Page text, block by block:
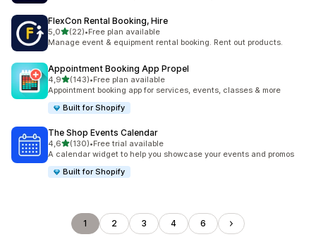
FlexCon Rental Booking, Hire
5,0de 5 estrelas
(22)
22 total de avaliações
•Free plan available
Manage event & equipment rental booking. Rent out products.
Appointment Booking App Propel
4,9de 5 estrelas
(143)
143 total de avaliações
•Free plan available
Appointment booking app for services, events, classes & more
Built for Shopify
The Shop Events Calendar
4,6de 5 estrelas
(130)
130 total de avaliações
•Free trial available
A calendar widget to help you showcase your events and promos
Built for Shopify
1 2 3 4 6